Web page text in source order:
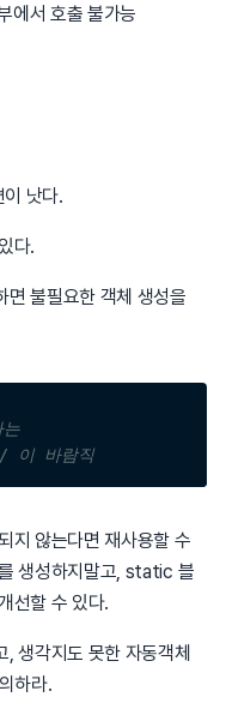
에서 호출 불가능
낫다.
다.
면 불필요한 객체 생성을
이 바람직
지 않는다면 재사용할 수
생성하지말고, static 블
선할 수 있다.
생각지도 못한 자동객체
하라.